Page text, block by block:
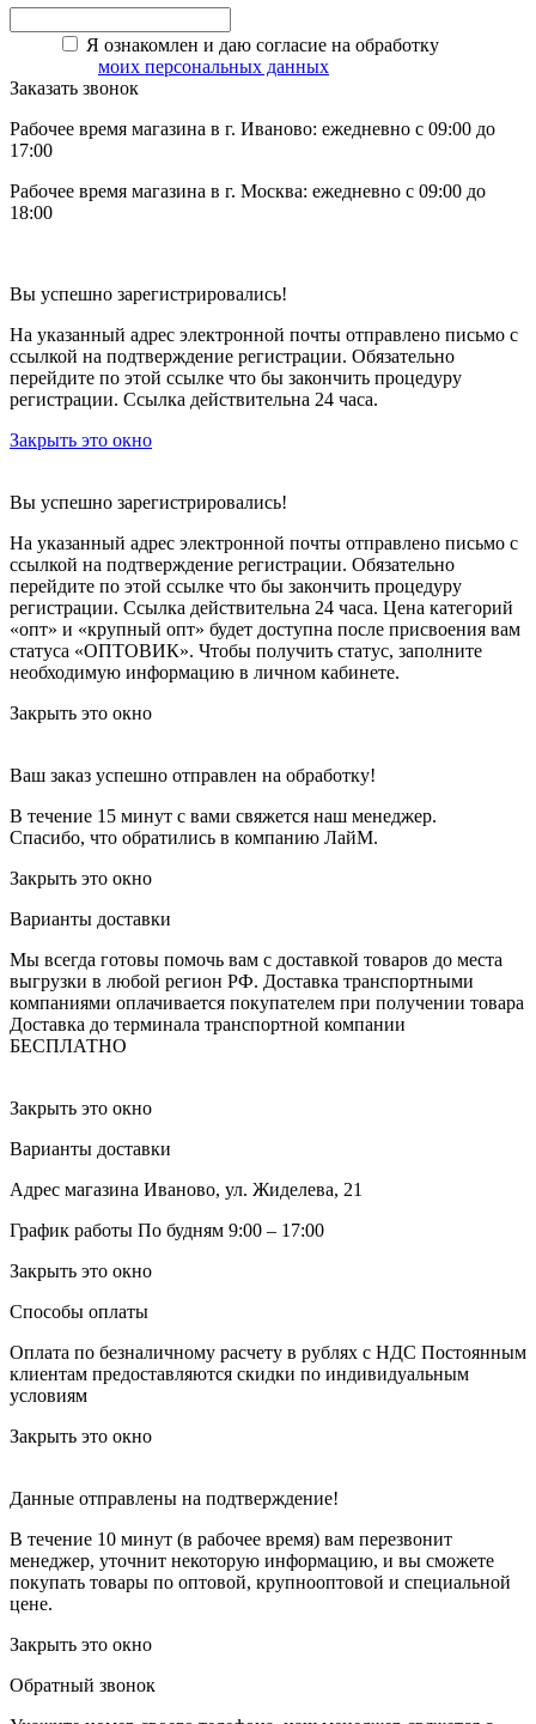
Я ознакомлен и даю согласие на обработку
моих персональных данных
Заказать звонок
Рабочее время магазина в г. Иваново: ежедневно с 09:00 до
17:00
Рабочее время магазина в г. Москва: ежедневно с 09:00 до
18:00
Вы успешно зарегистрировались!
На указанный адрес электронной почты отправлено письмо с
ссылкой на подтверждение регистрации. Обязательно
перейдите по этой ссылке что бы закончить процедуру
регистрации. Ссылка действительна 24 часа.
Закрыть это окно
Вы успешно зарегистрировались!
На указанный адрес электронной почты отправлено письмо с
ссылкой на подтверждение регистрации. Обязательно
перейдите по этой ссылке что бы закончить процедуру
регистрации. Ссылка действительна 24 часа. Цена категорий
«опт» и «крупный опт» будет доступна после присвоения вам
статуса «ОПТОВИК». Чтобы получить статус, заполните
необходимую информацию в личном кабинете.
Закрыть это окно
Ваш заказ успешно отправлен на обработку!
В течение 15 минут с вами свяжется наш менеджер.
Спасибо, что обратились в компанию ЛайМ.
Закрыть это окно
Варианты доставки
Мы всегда готовы помочь вам с доставкой товаров до места
выгрузки в любой регион РФ. Доставка транспортными
компаниями оплачивается покупателем при получении товара
Доставка до терминала транспортной компании
БЕСПЛАТНО
Закрыть это окно
Варианты доставки
Адрес магазина Иваново, ул. Жиделева, 21
График работы По будням 9:00 – 17:00
Закрыть это окно
Способы оплаты
Оплата по безналичному расчету в рублях с НДС Постоянным
клиентам предоставляются скидки по индивидуальным
условиям
Закрыть это окно
Данные отправлены на подтверждение!
В течение 10 минут (в рабочее время) вам перезвонит
менеджер, уточнит некоторую информацию, и вы сможете
покупать товары по оптовой, крупнооптовой и специальной
цене.
Закрыть это окно
Обратный звонок